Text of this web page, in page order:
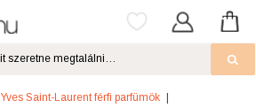
Yves Saint-Laurent férfi parfümök